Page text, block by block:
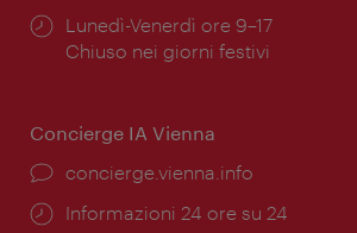
Orari
di
Lunedì-Venerdì ore 9–17
Chiuso nei giorni festivi
Concierge IA Vienna
Ort:
concierge.vienna.info
Öffnungszeiten:
Informazioni 24 ore su 24